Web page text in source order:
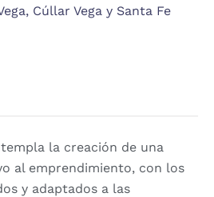
Cúllar Vega y Santa Fe
la creación de una
al emprendimiento, con los
y adaptados a las